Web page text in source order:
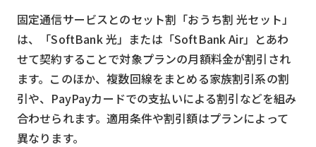
固定通信サービスとのセット割「おうち割 光セット」
は、「SoftBank 光」または「SoftBank Air」とあわ
せて契約することで対象プランの月額料金が割引され
ます。このほか、複数回線をまとめる家族割引系の割
引や、PayPayカードでの支払いによる割引などを組み
合わせられます。適用条件や割引額はプランによって
異なります。